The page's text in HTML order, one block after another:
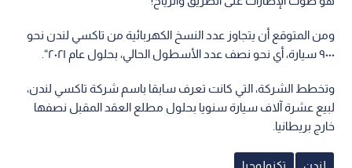
ومن المتوقع أن يتجاوز عدد النسخ الكهربائية من تاكسي لندن نحو
٩٠٠٠ سيارة، أي نحو نصف عدد الأسطول الحالي، بحلول عام ٢٠٢١“.
وتخطط الشركة، التي كانت تعرف سابقا باسم شركة تاكسي لندن،
لبيع عشرة آلاف سيارة سنويا بحلول مطلع العقد المقبل نصفها
خارج بريطانيا.
لندن تكنولوجيا